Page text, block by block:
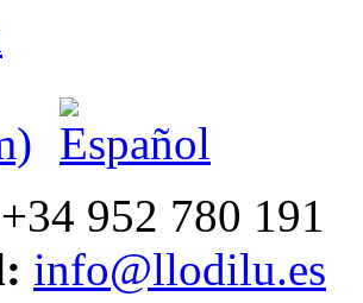
+34 952 780 191
info@llodilu.es